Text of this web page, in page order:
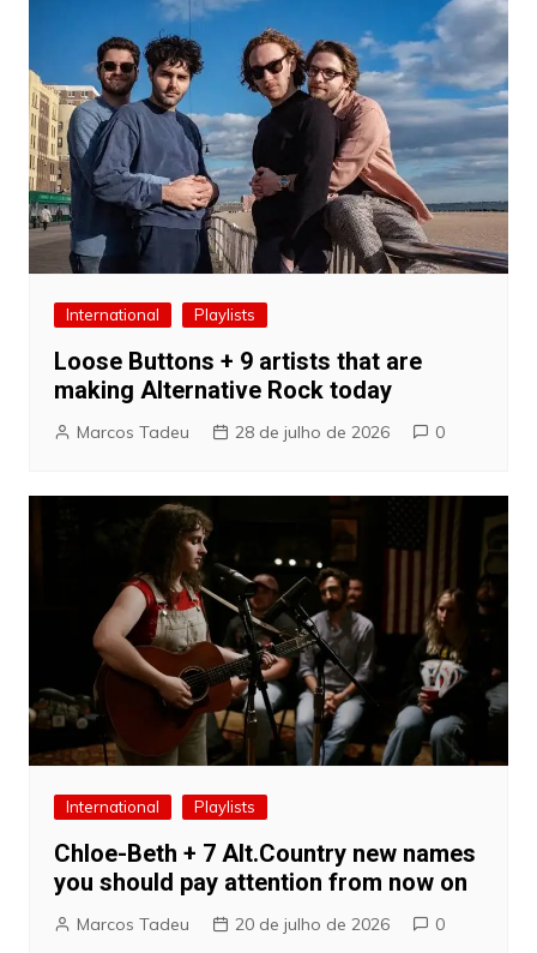
International Playlists
Loose Buttons + 9 artists that are
making Alternative Rock today
Marcos Tadeu 28 de julho de 2026 0
International Playlists
Chloe-Beth + 7 Alt.Country new names
you should pay attention from now on
Marcos Tadeu 20 de julho de 2026 0